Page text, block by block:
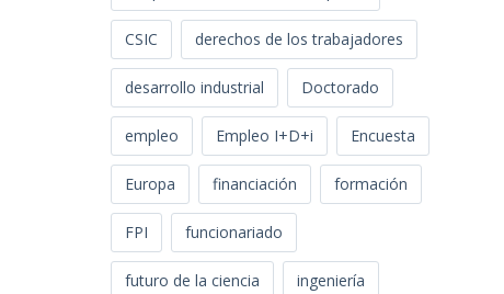
CSIC derechos de los trabajadores
desarrollo industrial Doctorado
empleo Empleo I+D+i Encuesta
Europa financiación formación
FPI funcionariado
futuro de la ciencia ingeniería